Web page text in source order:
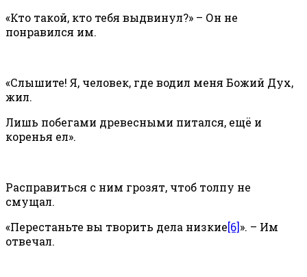
«Кто такой, кто тебя выдвинул?» – Он не
понравился им.
«Слышите! Я, человек, где водил меня Божий Дух,
жил.
Лишь побегами древесными питался, ещё и
коренья ел».
Расправиться с ним грозят, чтоб толпу не
смущал.
«Перестаньте вы творить дела низкие[6]». – Им
отвечал.